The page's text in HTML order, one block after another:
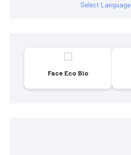
Select Language
Face Eco Bio